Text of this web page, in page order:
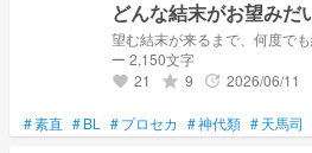
どんな結末がお望みだ
望む結末が来るまで、何度で
ー 2,150文字
favorite 21 grade 9 update 2026/06/11
#素直 #BL #プロセカ #神代類 #天馬司